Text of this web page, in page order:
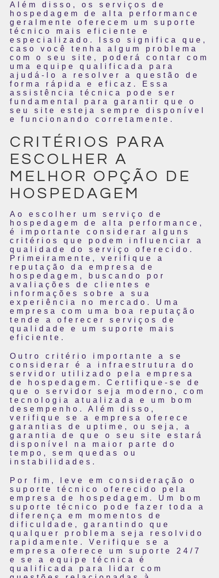
Além disso, os serviços de
hospedagem de alta performance
geralmente oferecem um suporte
técnico mais eficiente e
especializado. Isso significa que,
caso você tenha algum problema
com o seu site, poderá contar com
uma equipe qualificada para
ajudá-lo a resolver a questão de
forma rápida e eficaz. Essa
assistência técnica pode ser
fundamental para garantir que o
seu site esteja sempre disponível
e funcionando corretamente.
CRITÉRIOS PARA
ESCOLHER A
MELHOR OPÇÃO DE
HOSPEDAGEM
Ao escolher um serviço de
hospedagem de alta performance,
é importante considerar alguns
critérios que podem influenciar a
qualidade do serviço oferecido.
Primeiramente, verifique a
reputação da empresa de
hospedagem, buscando por
avaliações de clientes e
informações sobre a sua
experiência no mercado. Uma
empresa com uma boa reputação
tende a oferecer serviços de
qualidade e um suporte mais
eficiente.
Outro critério importante a se
considerar é a infraestrutura do
servidor utilizado pela empresa
de hospedagem. Certifique-se de
que o servidor seja moderno, com
tecnologia atualizada e um bom
desempenho. Além disso,
verifique se a empresa oferece
garantias de uptime, ou seja, a
garantia de que o seu site estará
disponível na maior parte do
tempo, sem quedas ou
instabilidades.
Por fim, leve em consideração o
suporte técnico oferecido pela
empresa de hospedagem. Um bom
suporte técnico pode fazer toda a
diferença em momentos de
dificuldade, garantindo que
qualquer problema seja resolvido
rapidamente. Verifique se a
empresa oferece um suporte 24/7
e se a equipe técnica é
qualificada para lidar com